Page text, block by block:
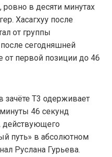
ровно в десяти минутах
Хасагхуу после
от группы
сегодняшней
от первой позиции до 46
зачёте Т3 одерживает
46 секунд
действующего
путь» в абсолютном
Руслана Гурьева.